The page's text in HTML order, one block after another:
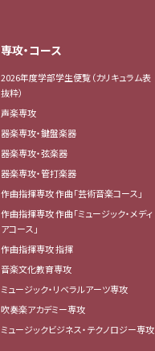
専攻・コース
2026年度学部学生便覧（カリキュラム表
抜粋）
声楽専攻
器楽専攻・鍵盤楽器
器楽専攻・弦楽器
器楽専攻・管打楽器
作曲指揮専攻 作曲「芸術音楽コース」
作曲指揮専攻 作曲「ミュージック・メディ
アコース」
作曲指揮専攻 指揮
音楽文化教育専攻
ミュージック・リベラルアーツ専攻
吹奏楽アカデミー専攻
ミュージックビジネス・テクノロジー専攻